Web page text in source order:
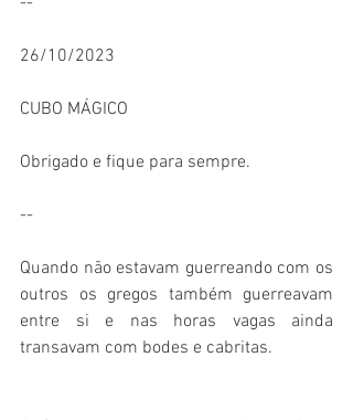
26/10/2023
CUBO MÁGICO
Obrigado e fique para sempre.
--
Quando não estavam guerreando com os
outros os gregos também guerreavam
entre si e nas horas vagas ainda
transavam com bodes e cabritas.